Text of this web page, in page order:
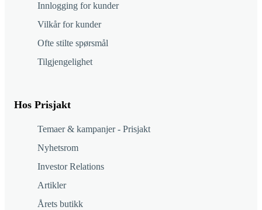
Innlogging for kunder
Vilkår for kunder
Ofte stilte spørsmål
Tilgjengelighet
Hos Prisjakt
Temaer & kampanjer - Prisjakt
Nyhetsrom
Investor Relations
Artikler
Årets butikk